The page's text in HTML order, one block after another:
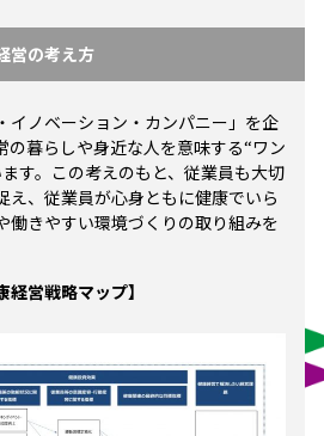
営の考え方
イノベーション・カンパニー」を企
の暮らしや身近な人を意味する“ワン
す。この考えのもと、従業員も大切
え、従業員が心身ともに健康でいら
働きやすい環境づくりの取り組みを
経営戦略マップ】